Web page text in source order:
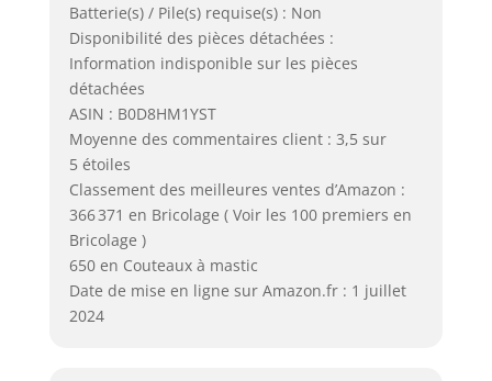
Batterie(s) / Pile(s) requise(s) : Non
Disponibilité des pièces détachées :
Information indisponible sur les pièces
détachées
ASIN : B0D8HM1YST
Moyenne des commentaires client : 3,5 sur
5 étoiles
Classement des meilleures ventes d’Amazon :
366 371 en Bricolage ( Voir les 100 premiers en
Bricolage )
650 en Couteaux à mastic
Date de mise en ligne sur Amazon.fr : 1 juillet
2024